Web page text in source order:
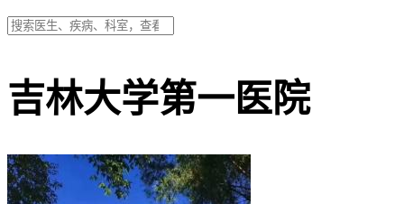
吉林大学第一医院